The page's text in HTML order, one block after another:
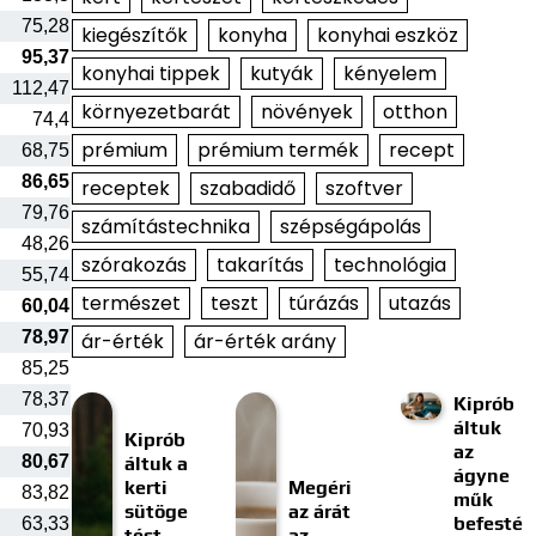
75,28
95,37
112,47
74,4
68,75
86,65
79,76
48,26
55,74
60,04
78,97
85,25
78,37
70,93
80,67
83,82
63,33
kiegészítők
konyha
konyhai eszköz
konyhai tippek
kutyák
kényelem
környezetbarát
növények
otthon
prémium
prémium termék
recept
receptek
szabadidő
szoftver
számítástechnika
szépségápolás
szórakozás
takarítás
technológia
természet
teszt túrázás
utazás
ár-érték
ár-érték arány
Kiprób
áltuk a
kerti
sütöge
Megéri
az árát
Kiprób
áltuk
az
ágyne
műk
befesté